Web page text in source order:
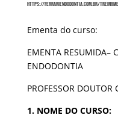
https://ferrariendodontia.com.br/
Ementa do curso:
EMENTA RESUMIDA–
ENDODONTIA
PROFESSOR DOUTOR
1. NOME DO CURSO: